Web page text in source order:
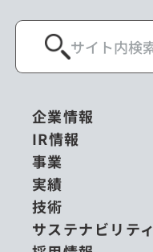
企業情報
IR情報
事業
実績
技術
サステナビリティ